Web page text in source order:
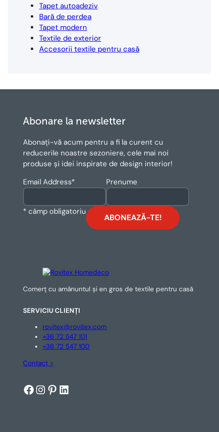
Tapet autoadeziv
Bară de perdea
Tapet modern
Textile de exterior
Accesorii textile pentru casă
Abonare la newsletter
Abonați-vă acum pentru a fi la curent cu
reducerile noastre sezoniere, cele mai noi
produse și idei inspirate de design interior!
Email Address* Prenume
* câmp obligatoriu
Comerț cu amănuntul și en gros de textile pentru casă
SERVICIU CLIENȚI
rovitex@rovitex.com
+36 72 547 101
+36 72 547 100
Contact >
Facebook
Instagram
Pinterest
LinkedIn